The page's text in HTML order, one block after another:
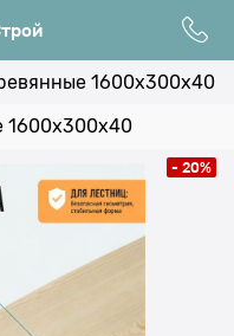
1600x300x40
1600x300x40
- 20%